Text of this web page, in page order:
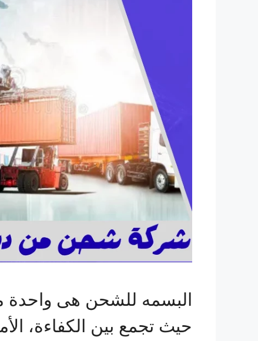
البسمه للشحن هى واحدة
حيث تجمع بين الكفاءة،